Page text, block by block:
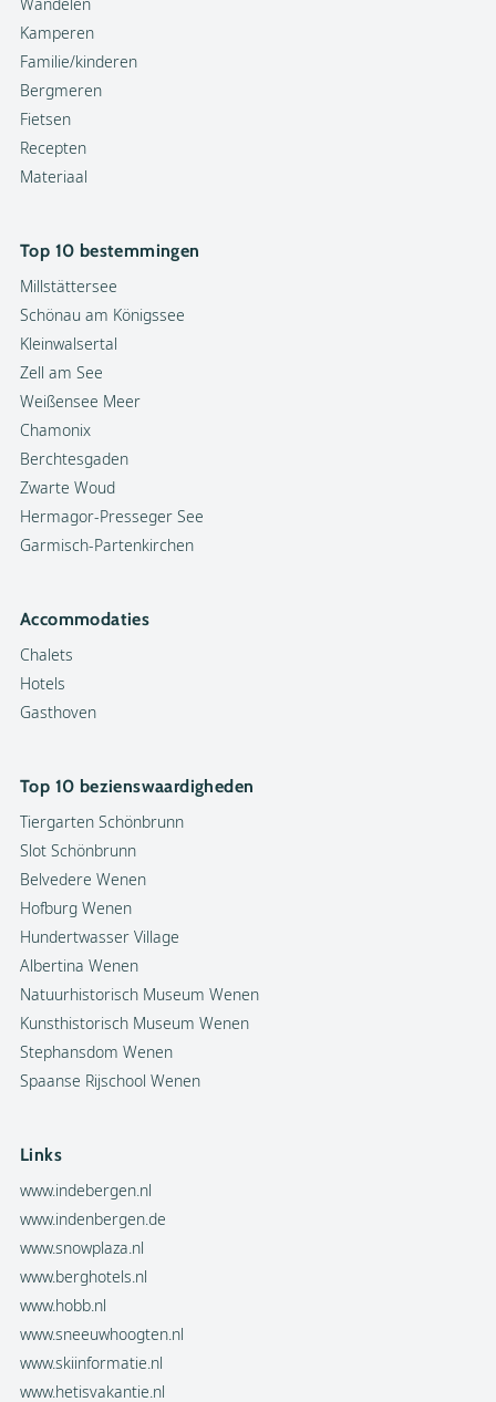
Kamperen
Familie/kinderen
Bergmeren
Fietsen
Recepten
Materiaal
Top 10 bestemmingen
Millstättersee
Schönau am Königssee
Kleinwalsertal
Zell am See
Weißensee Meer
Chamonix
Berchtesgaden
Zwarte Woud
Hermagor-Presseger See
Garmisch-Partenkirchen
Accommodaties
Chalets
Hotels
Gasthoven
Top 10 bezienswaardigheden
Tiergarten Schönbrunn
Slot Schönbrunn
Belvedere Wenen
Hofburg Wenen
Hundertwasser Village
Albertina Wenen
Natuurhistorisch Museum Wenen
Kunsthistorisch Museum Wenen
Stephansdom Wenen
Spaanse Rijschool Wenen
Links
www.indebergen.nl
www.indenbergen.de
www.snowplaza.nl
www.berghotels.nl
www.hobb.nl
www.sneeuwhoogten.nl
www.skiinformatie.nl
www.hetisvakantie.nl